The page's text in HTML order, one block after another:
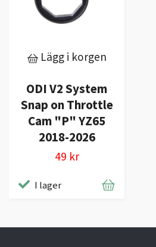
Lägg i korgen
ODI V2 System
Snap on Throttle
Cam "P" YZ65
2018-2026
49 kr
I lager